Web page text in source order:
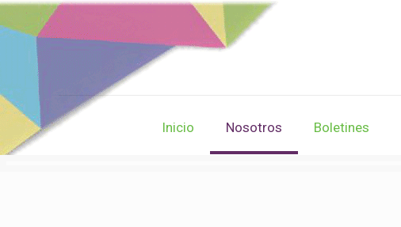
Inicio Nosotros Boletines